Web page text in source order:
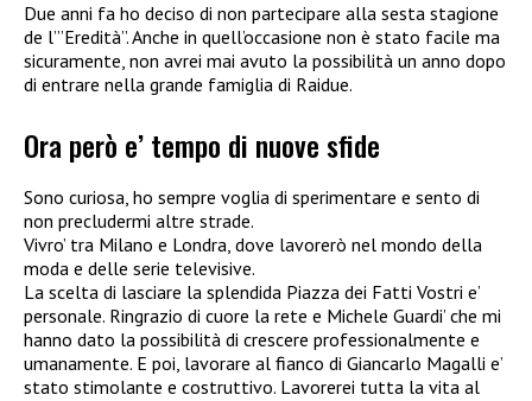
Due anni fa ho deciso di non partecipare alla sesta stagione
de l’”Eredità”. Anche in quell’occasione non è stato facile ma
sicuramente, non avrei mai avuto la possibilità un anno dopo
di entrare nella grande famiglia di Raidue.
Ora però e’ tempo di nuove sfide
Sono curiosa, ho sempre voglia di sperimentare e sento di
non precludermi altre strade.
Vivro’ tra Milano e Londra, dove lavorerò nel mondo della
moda e delle serie televisive.
La scelta di lasciare la splendida Piazza dei Fatti Vostri e’
personale. Ringrazio di cuore la rete e Michele Guardi’ che mi
hanno dato la possibilità di crescere professionalmente e
umanamente. E poi, lavorare al fianco di Giancarlo Magalli e’
stato stimolante e costruttivo. Lavorerei tutta la vita al